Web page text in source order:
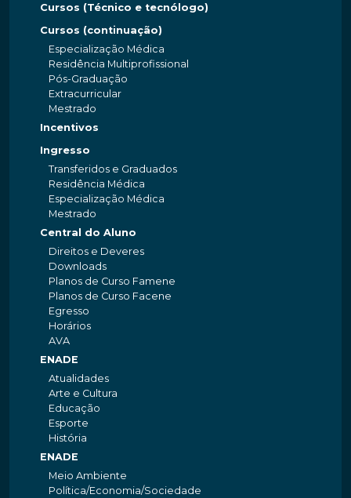
Cursos (Técnico e tecnólogo)
Cursos (continuação)
Especialização Médica
Residência Multiprofissional
Pós-Graduação
Extracurricular
Mestrado
Incentivos
Ingresso
Transferidos e Graduados
Residência Médica
Especialização Médica
Mestrado
Central do Aluno
Direitos e Deveres
Downloads
Planos de Curso Famene
Planos de Curso Facene
Egresso
Horários
AVA
ENADE
Atualidades
Arte e Cultura
Educação
Esporte
História
ENADE
Meio Ambiente
Política/Economia/Sociedade